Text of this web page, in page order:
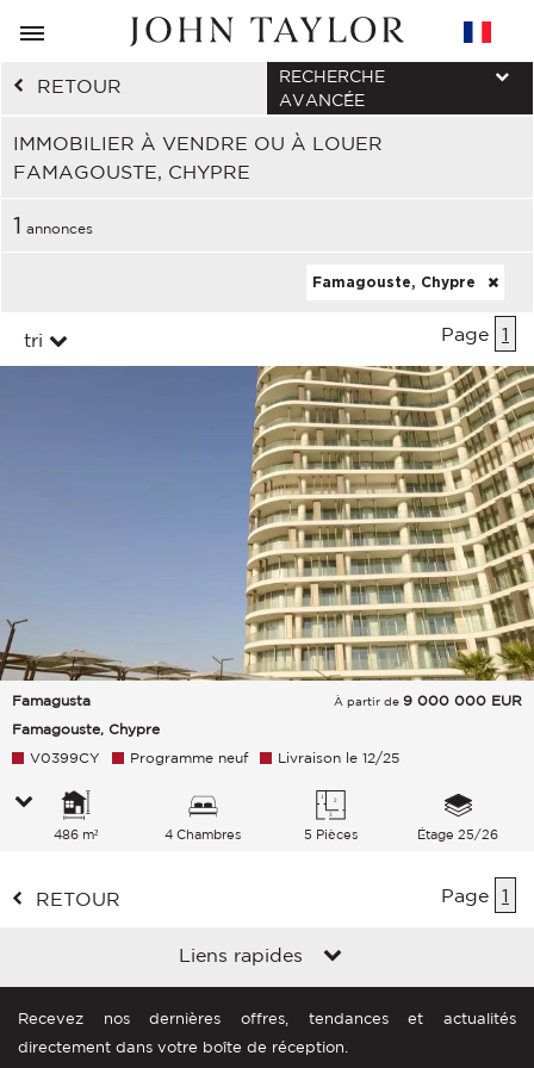
RETOUR
IMMOBILIER À VENDRE OU À LOUER
FAMAGOUSTE, CHYPRE
RECHERCHE
AVANCÉE
1 annonces
Famagouste, Chypre
tri Page 1
Famagusta
Famagouste, Chypre
À partir de 9 000 000 EUR
V0399CY Programme neuf Livraison le 12/25
486 m² 4 Chambres 5 Pièces Étage 25/26
RETOUR Page 1
Liens rapides
Recevez nos dernières offres, tendances et actualités
directement dans votre boîte de réception.